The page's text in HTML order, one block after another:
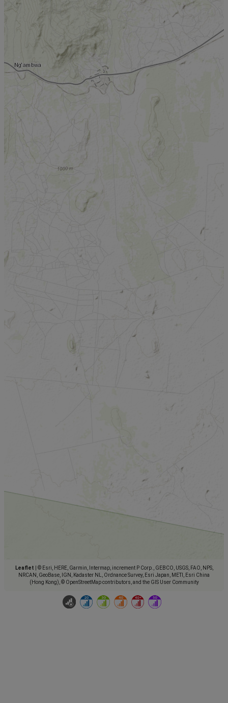
Leaflet
© Esri, HERE, Garmin, Intermap, increment P Corp., GEBCO, USGS, FAO, NPS,
NRCAN, GeoBase, IGN, Kadaster NL, Ordnance Survey, Esri Japan, METI, Esri China
(Hong Kong), © OpenStreetMap contributors, and the GIS User Community